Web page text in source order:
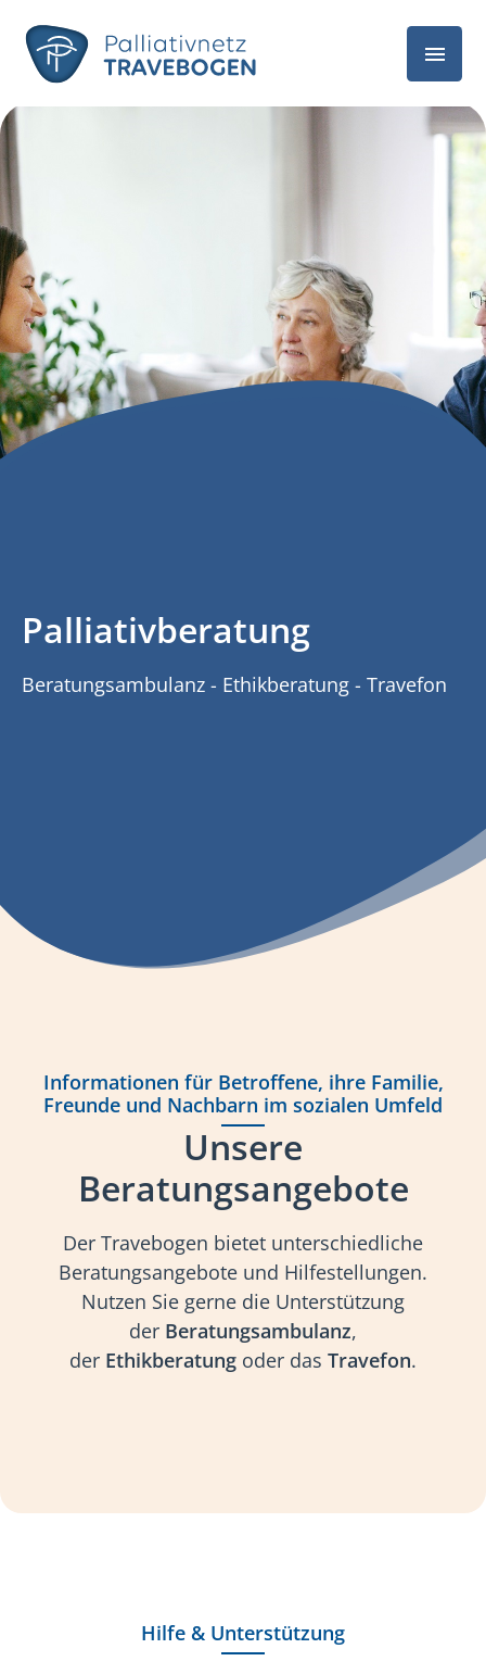
Palliativberatung
Beratungsambulanz - Ethikberatung - Travefon
Informationen für Betroffene, ihre Familie,
Freunde und Nachbarn im sozialen Umfeld
Unsere
Beratungsangebote
Der Travebogen bietet unterschiedliche
Beratungsangebote und Hilfestellungen.
Nutzen Sie gerne die Unterstützung
der Beratungsambulanz,
der Ethikberatung oder das Travefon.
Hilfe & Unterstützung